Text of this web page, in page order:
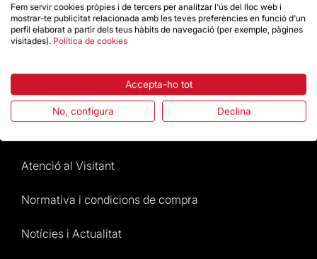
Botiga
La Fundació
Atenció al Visitant
Normativa i condicions de compra
Notícies i Actualitat
Fem servir cookies pròpies i de tercers per analitzar l'ús del lloc web i
mostrar-te publicitat relacionada amb les teves preferències en funció d'un
perfil elaborat a partir dels teus hàbits de navegació (per exemple, pàgines
visitades). Política de cookies
Accepta-ho tot
No, configura Declina